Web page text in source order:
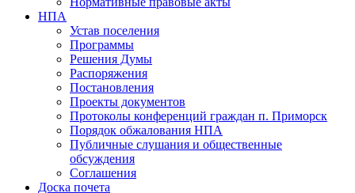
НПА
Устав поселения
Программы
Решения Думы
Распоряжения
Постановления
Проекты документов
Протоколы конференций граждан п. Приморск
Порядок обжалования НПА
Публичные слушания и общественные
обсуждения
Соглашения
Доска почета